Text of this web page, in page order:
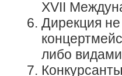
XVII
Дирекция не
либо